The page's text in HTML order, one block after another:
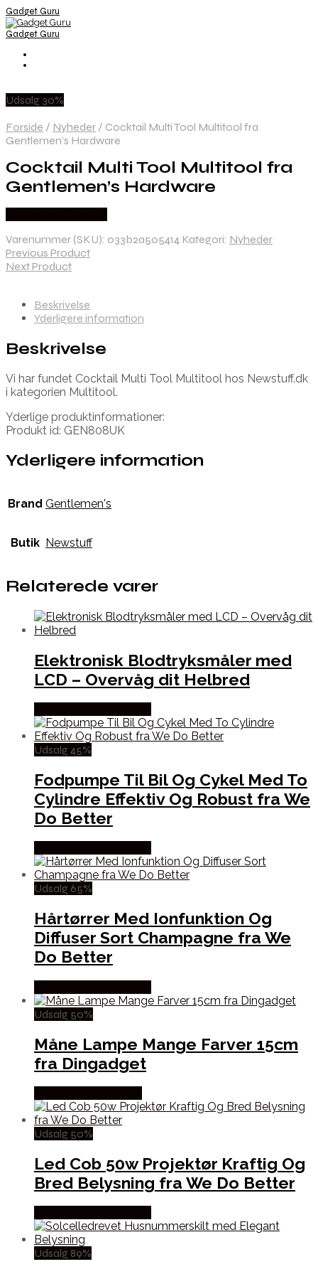
Gadget Guru
Gadget Guru
Udsalg 30%
Forside / Nyheder / Cocktail Multi Tool Multitool fra
Gentlemen’s Hardware
Cocktail Multi Tool Multitool fra
Gentlemen’s Hardware
Varenummer (SKU): 033b2a505414 Kategori: Nyheder
Previous Product
Next Product
Beskrivelse
Yderligere information
Beskrivelse
Vi har fundet Cocktail Multi Tool Multitool hos Newstuff.dk
i kategorien Multitool.
Yderlige produktinformationer:
Produkt id: GEN808UK
Yderligere information
Brand Gentlemen's
Butik Newstuff
Relaterede varer
Elektronisk Blodtryksmåler med
LCD – Overvåg dit Helbred
Udsalg 45%
Fodpumpe Til Bil Og Cykel Med To
Cylindre Effektiv Og Robust fra We
Do Better
Udsalg 65%
Hårtørrer Med Ionfunktion Og
Diffuser Sort Champagne fra We
Do Better
Udsalg 50%
Måne Lampe Mange Farver 15cm
fra Dingadget
Udsalg 50%
Led Cob 50w Projektør Kraftig Og
Bred Belysning fra We Do Better
Udsalg 89%